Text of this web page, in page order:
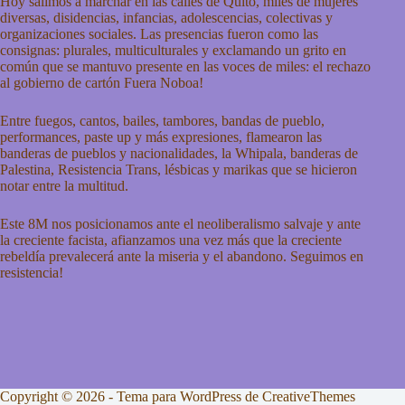
diversas, disidencias, infancias, adolescencias, colectivas y
organizaciones sociales. Las presencias fueron como las
consignas: plurales, multiculturales y exclamando un grito en
común que se mantuvo presente en las voces de miles: el rechazo
al gobierno de cartón Fuera Noboa!
Entre fuegos, cantos, bailes, tambores, bandas de pueblo,
performances, paste up y más expresiones, flamearon las
banderas de pueblos y nacionalidades, la Whipala, banderas de
Palestina, Resistencia Trans, lésbicas y marikas que se hicieron
notar entre la multitud.
Este 8M nos posicionamos ante el neoliberalismo salvaje y ante
la creciente facista, afianzamos una vez más que la creciente
rebeldía prevalecerá ante la miseria y el abandono. Seguimos en
resistencia!
Copyright © 2026 - Tema para WordPress de CreativeThemes